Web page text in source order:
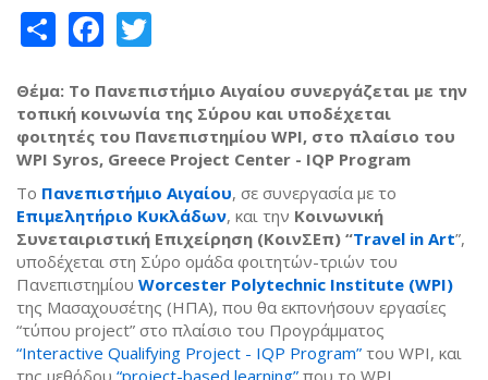
ShareFacebook
Θέμα: Το Πανεπιστήμιο Αιγαίου συνεργάζεται με την
τοπική κοινωνία της Σύρου και υποδέχεται
φοιτητές του Πανεπιστημίου WPI, στο πλαίσιο του
WPI Syros, Greece Project Center - IQP Program
Το Πανεπιστήμιο Αιγαίου, σε συνεργασία με το
Επιμελητήριο Κυκλάδων, και την Κοινωνική
Συνεταιριστική Επιχείρηση (ΚοινΣΕπ) “Travel in Art”,
υποδέχεται στη Σύρο ομάδα φοιτητών-τριών του
Πανεπιστημίου Worcester Polytechnic Institute (WPI)
της Μασαχουσέτης (ΗΠΑ), που θα εκπονήσουν εργασίες
“τύπου project” στο πλαίσιο του Προγράμματος
“Interactive Qualifying Project - IQP Program” του WPI, και
της μεθόδου “project-based learning” που το WPI